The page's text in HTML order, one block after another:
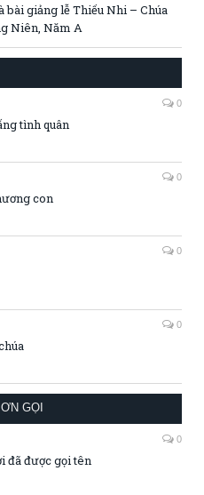
giảng lễ Thiếu Nhi – Chúa
Niên, Năm A
0
tình quân
0
con
0
0
GỌI
0
đã được gọi tên